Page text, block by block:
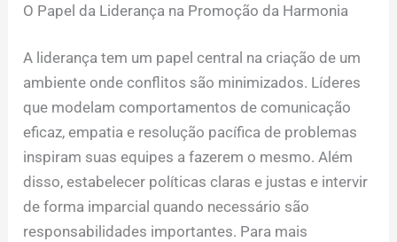
O Papel da Liderança na Promoção da Harmonia
A liderança tem um papel central na criação de um
ambiente onde conflitos são minimizados. Líderes
que modelam comportamentos de comunicação
eficaz, empatia e resolução pacífica de problemas
inspiram suas equipes a fazerem o mesmo. Além
disso, estabelecer políticas claras e justas e intervir
de forma imparcial quando necessário são
responsabilidades importantes. Para mais